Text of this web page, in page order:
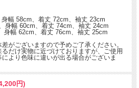
身幅 58cm、着丈 72cm、袖丈 23cm
身幅 60cm、着丈 74cm、袖丈 24cm
身幅 62cm、着丈 76cm、袖丈 25cm
がございますので予めご了承ください。
だけ実物に近づけておりますが、ご使用
より色味に違いが出る場合がございま
円)